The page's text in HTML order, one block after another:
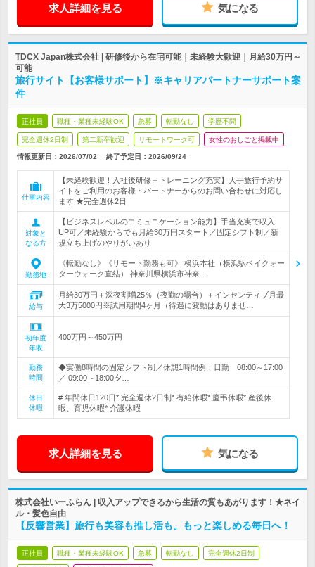
求人詳細を見る 気になる
TDCX Japan株式会社 | 研修後から在宅可能｜未経験大歓迎｜月給30万円～
可能
旅行サイト【お客様サポート】※キャリアパートナーサポート案
件
正社員 職種・業種未経験OK 急募 転勤なし 学歴不問
完全週休2日制 第二新卒歓迎 リモートワーク可 女性のおしごと掲載中
情報更新日：2026/07/02 終了予定日： 2026/09/24
仕事内容
【未経験歓迎！入社後研修＋トレーニング充実】大手旅行予約サ
イトをご利用のお客様・パートナーからのお問い合わせに対応し
ます ★完全週休2日
対象と
なる方
【ビジネスレベルのコミュニケーション能力】手当充実で収入
UP可／未経験からでも月給30万円スタート／固定シフト制／新
規立ち上げのやりがいあり
勤務地
《転勤なし》《リモート勤務も可》 横浜本社（横浜駅ベイクォー
ターウォーク直結） 神奈川県横浜市神奈…
給与
月給30万円＋深夜割増25％（夜勤の場合）＋インセンティブ月最
大3万5000円※試用期間4ヶ月（待遇に変動はありませ…
初年度
年収
400万円～450万円
勤務
時間
◆実働8時間の固定シフト制／休憩1時間例：日勤 08:00～17:00
／ 09:00～18:00夕…
休日
休暇
# 年間休日120日* 完全週休2日制* 有給休暇* 慶弔休暇* 産後休
暇、育児休暇* 介護休暇
求人詳細を見る 気になる
株式会社いーふらん | 収入アップできるから生活の質もあがります！★ネイ
ル・髪色自由
【反響営業】旅行も美容も推し活も。もっと楽しめる毎日へ！
正社員 職種・業種未経験OK 急募 転勤なし 完全週休2日制